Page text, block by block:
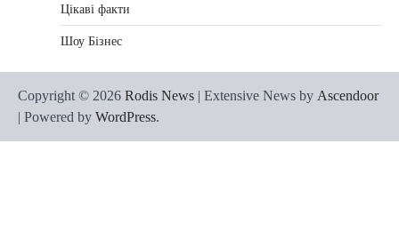
Цікаві факти
Шоу Бізнес
Copyright © 2026 Rodis News | Extensive News by Ascendoor
| Powered by WordPress.